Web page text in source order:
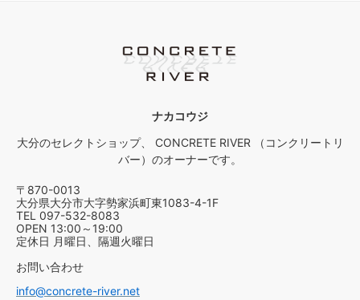
ナカコウジ
大分のセレクトショップ、 CONCRETE RIVER （コンクリートリ
バー）のオーナーです。
〒870-0013
大分県大分市大字勢家浜町東1083-4-1F
TEL 097-532-8083
OPEN 13:00～19:00
定休日 月曜日、隔週火曜日
お問い合わせ
info@concrete-river.net